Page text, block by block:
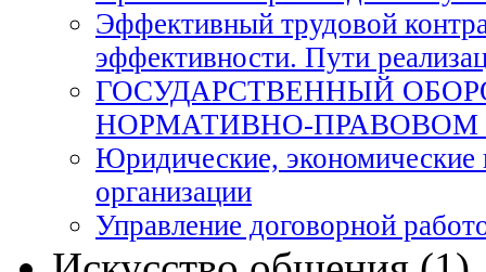
Эффективный трудовой
эффективности. Пути
ГОСУДАРСТВЕННЫЙ
НОРМАТИВНО-ПРАВОВОМ
Юридические, экономические
организации
Управление договорной